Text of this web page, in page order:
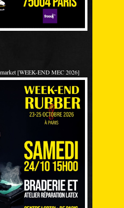
[WEEK-END MEC 2026]